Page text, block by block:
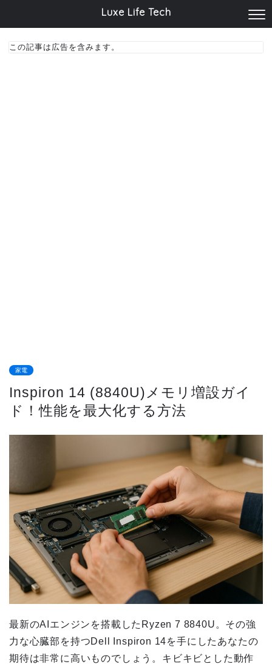
Luxe Life Tech
この記事は広告を含みます。
家電
Inspiron 14 (8840U)メモリ増設ガイ
ド！性能を最大化する方法
最新のAIエンジンを搭載したRyzen 7 8840U。その強
力な心臓部を持つDell Inspiron 14を手にしたあなたの
期待は非常に高いものでしょう。キビキビとした動作